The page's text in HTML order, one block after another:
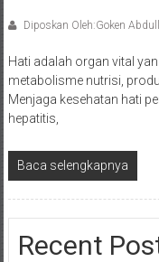
Diposkan Oleh:Goken
Hati adalah organ vital
metabolisme nutrisi,
Menjaga kesehatan hati
hepatitis,
Baca selengkapnya
Recent